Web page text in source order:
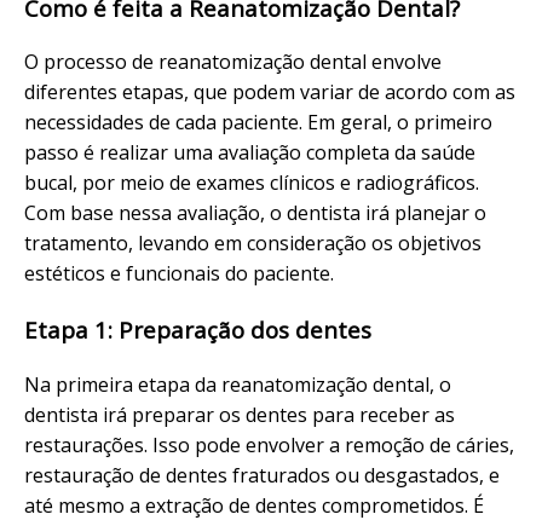
Como é feita a Reanatomização Dental?
O processo de reanatomização dental envolve
diferentes etapas, que podem variar de acordo com as
necessidades de cada paciente. Em geral, o primeiro
passo é realizar uma avaliação completa da saúde
bucal, por meio de exames clínicos e radiográficos.
Com base nessa avaliação, o dentista irá planejar o
tratamento, levando em consideração os objetivos
estéticos e funcionais do paciente.
Etapa 1: Preparação dos dentes
Na primeira etapa da reanatomização dental, o
dentista irá preparar os dentes para receber as
restaurações. Isso pode envolver a remoção de cáries,
restauração de dentes fraturados ou desgastados, e
até mesmo a extração de dentes comprometidos. É